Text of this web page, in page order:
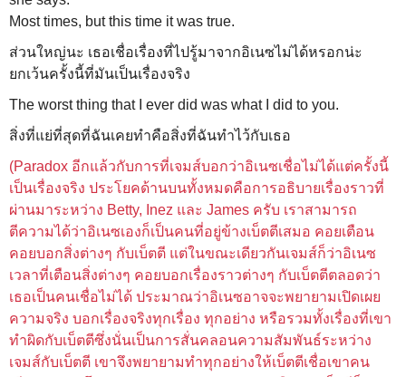
Most times, but this time it was true.
ส่วนใหญ่นะ เธอเชื่อเรื่องที่ไปรู้มาจากอิเนซไม่ได้หรอกน่ะ
ยกเว้นครั้งนี้ที่มันเป็นเรื่องจริง
The worst thing that I ever did was what I did to you.
สิ่งที่แย่ที่สุดที่ฉันเคยทำคือสิ่งที่ฉันทำไว้กับเธอ
(Paradox อีกแล้วกับการที่เจมส์บอกว่าอิเนซเชื่อไม่ได้แต่ครั้งนี้
เป็นเรื่องจริง ประโยคด้านบนทั้งหมดคือการอธิบายเรื่องราวที่
ผ่านมาระหว่าง Betty, Inez และ James ครับ เราสามารถ
ตีความได้ว่าอิเนซเองก็เป็นคนที่อยู่ข้างเบ็ตตีเสมอ คอยเตือน
คอยบอกสิ่งต่างๆ กับเบ็ตตี แต่ในขณะเดียวกันเจมส์ก็ว่าอิเนซ
เวลาที่เตือนสิ่งต่างๆ คอยบอกเรื่องราวต่างๆ กับเบ็ตตีตลอดว่า
เธอเป็นคนเชื่อไม่ได้ ประมาณว่าอิเนซอาจจะพยายามเปิดเผย
ความจริง บอกเรื่องจริงทุกเรื่อง ทุกอย่าง หรือรวมทั้งเรื่องที่เขา
ทำผิดกับเบ็ตตีซึ่งนั่นเป็นการสั่นคลอนความสัมพันธ์ระหว่าง
เจมส์กับเบ็ตตี เขาจึงพยายามทำทุกอย่างให้เบ็ตตีเชื่อเขาคน